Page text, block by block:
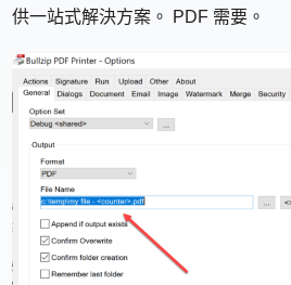
供一站式解決方案。 PDF 需要。